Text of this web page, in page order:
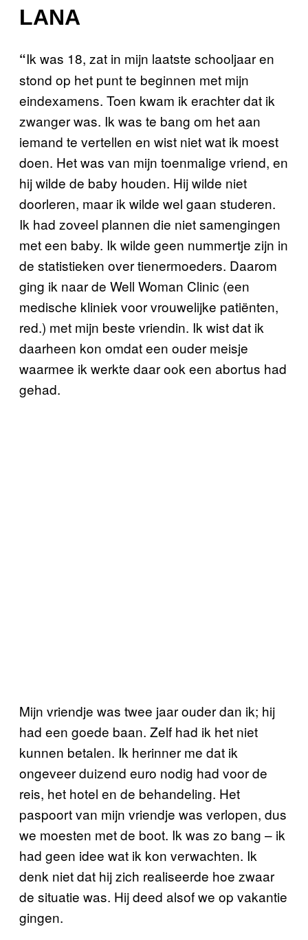
LANA
“Ik was 18, zat in mijn laatste schooljaar en
stond op het punt te beginnen met mijn
eindexamens. Toen kwam ik erachter dat ik
zwanger was. Ik was te bang om het aan
iemand te vertellen en wist niet wat ik moest
doen. Het was van mijn toenmalige vriend, en
hij wilde de baby houden. Hij wilde niet
doorleren, maar ik wilde wel gaan studeren.
Ik had zoveel plannen die niet samengingen
met een baby. Ik wilde geen nummertje zijn in
de statistieken over tienermoeders. Daarom
ging ik naar de Well Woman Clinic (een
medische kliniek voor vrouwelijke patiënten,
red.) met mijn beste vriendin. Ik wist dat ik
daarheen kon omdat een ouder meisje
waarmee ik werkte daar ook een abortus had
gehad.
Mijn vriendje was twee jaar ouder dan ik; hij
had een goede baan. Zelf had ik het niet
kunnen betalen. Ik herinner me dat ik
ongeveer duizend euro nodig had voor de
reis, het hotel en de behandeling. Het
paspoort van mijn vriendje was verlopen, dus
we moesten met de boot. Ik was zo bang – ik
had geen idee wat ik kon verwachten. Ik
denk niet dat hij zich realiseerde hoe zwaar
de situatie was. Hij deed alsof we op vakantie
gingen.